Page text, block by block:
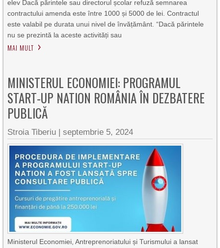
elev Dacă părintele sau directorul școlar refuză semnarea
contractului amenda este între 1000 și 5000 de lei. Contractul
este valabil pe durata unui nivel de învățământ. “Dacă părintele
nu se prezintă la aceste activități sau
MAI MULT
MINISTERUL ECONOMIEI: PROGRAMUL
START-UP NATION ROMÂNIA ÎN DEZBATERE
PUBLICĂ
Stroia Tiberiu |septembrie 5, 2024
Ministerul Economiei, Antreprenoriatului și Turismului a lansat